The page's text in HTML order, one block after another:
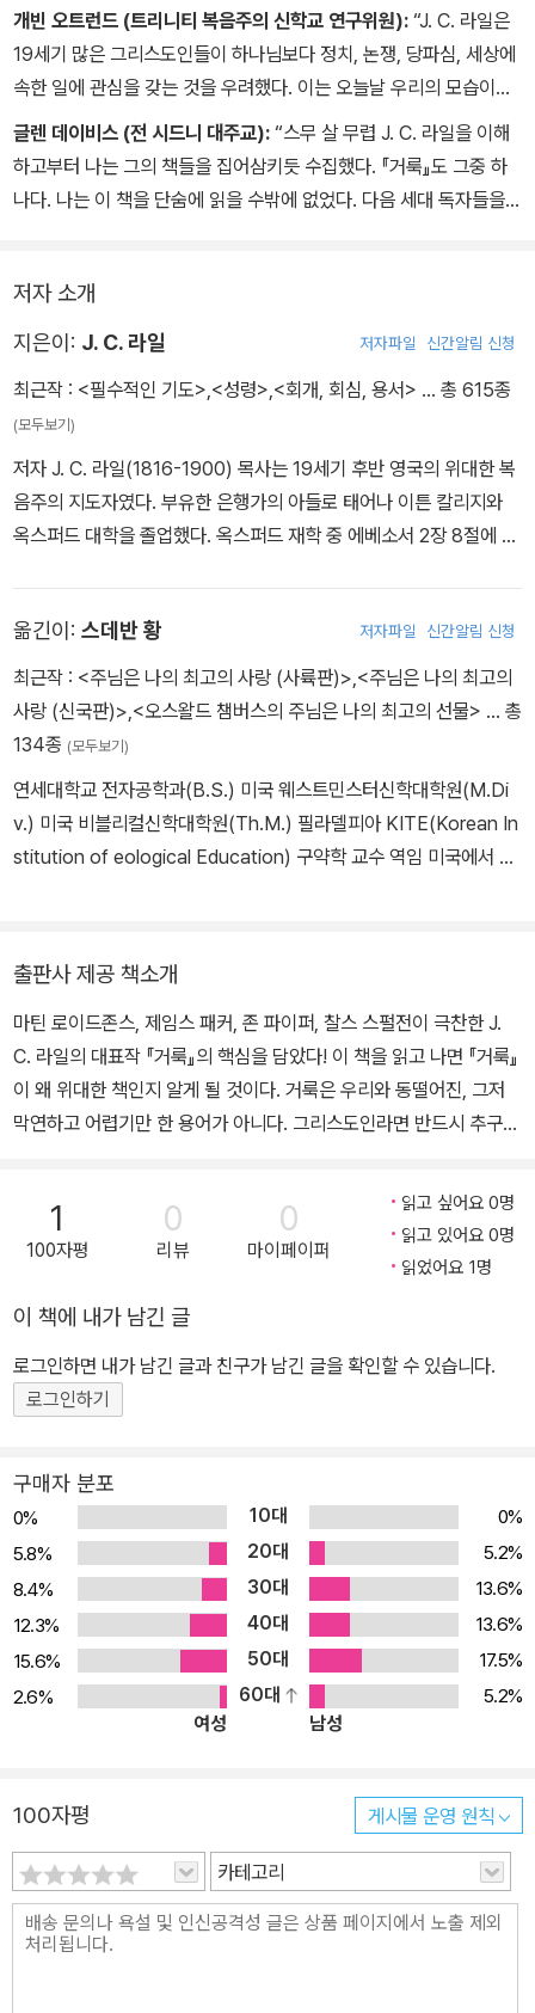
까? 신앙을 방해하는 것이 현재 당신의 삶에 있습니까? 자기 삶의 방
식에 맞추려고 신앙을 타협하지는 않았습니까? 확인하고 점검하십시
오!” _08 모세 : 신자가 따를 본보기
개빈 오트런드 (트리니티 복음주의 신학교 연구위원): “J. C. 라일은
19세기 많은 그리스도인들이 하나님보다 정치, 논쟁, 당파심, 세상에
속한 일에 관심을 갖는 것을 우려했다. 이는 오늘날 우리의 모습이기
도 하다. 누군가 성화가 무엇이며 왜 중요한지 묻는다면 나는 그의 책
『거룩』을 첫 번째로 권할 것이다. 이 책은 쉽고, 신학적 통찰력이 돋보
일 뿐 아니라 읽는 사람을 마음 깊은 곳에서부터 변화시킨다. 하나님
원전에 더욱 쉽게 접근하도록 도울 것이다.”
글렌 데이비스 (전 시드니 대주교): “스무 살 무렵 J. C. 라일을 이해
하고부터 나는 그의 책들을 집어삼키듯 수집했다. 『거룩』도 그중 하
나다. 나는 이 책을 단숨에 읽을 수밖에 없었다. 다음 세대 독자들을
하나님이 약속하셨다는 이 책의 메시지는 당신의 지식을 밝히고, 마
음을 뜨겁게 하고, 의지를 굳세게 할 것이다. 다른 어떤 성공회 주교가
수 있을까!”
저자 소개
지은이: J. C. 라일 저자파일 신간알림 신청
최근작 : <필수적인 기도>,<성령>,<회개, 회심, 용서> … 총 615종
(모두보기)
저자 J. C. 라일(1816-1900) 목사는 19세기 후반 영국의 위대한 복
음주의 지도자였다. 부유한 은행가의 아들로 태어나 이튼 칼리지와
옥스퍼드 대학을 졸업했다. 옥스퍼드 재학 중 에베소서 2장 8절에 대
실하게 봉사하다가 1880년 리버풀 최초의 성공회 주교가 되었다. 이
는 당시 복음주의자를 주교로 임명하지 않았던 것을 생각할 때 매우
놀라운 일이었다. 그는 여러 종파가 섞인 리버풀 교구를 섬기는 동안,
철저한 청교도 개혁주의 노선을 따라 복음의 교리를 굳게 믿고 원칙
진리를 강력하게 전파했다. 그는 1900년 세상을 떠나기까지 그리스
도의 신실한 종으로 교회를 섬겼다. 그는 열정적인 설교자, 충실한 목
회자일 뿐 아니라 신앙에 실제적인 도움을 주는 많은 책을 펴낸 저술
와 토론토 대학 내 위클리프 칼리지(에서 영성 신학을 공부했다. 짧은
회를 감당하다가 최근에 은퇴했다. 전문 번역가로 다수의 책을 번역
했으며 역서로는 《주님과 죠지 뮬러의 동행일지》, 《성령》, 《고난과
죽음을 말하다》(이상 생명의 말씀사), 《현대 설교 어떻게 할 것인
가?》, 《치유자 예수》(이상 도서출판 횃불), 《기도》, 《욥기 강해》,
곱 스페너의 《경건한 열망》, 고백자 막시무스의 《사랑에 대한 400
가지 교훈》, 나지안주스의 그레고리우스의 《삼위일체에 대한 다섯 개
옮긴이: 스데반 황 저자파일 신간알림 신청
최근작 : <주님은 나의 최고의 사랑 (사륙판)>,<주님은 나의 최고의
사랑 (신국판)>,<오스왈드 챔버스의 주님은 나의 최고의 선물> … 총
134종 (모두보기)
연세대학교 전자공학과(B.S.) 미국 웨스트민스터신학대학원(M.Di
v.) 미국 비블리컬신학대학원(Th.M.) 필라델피아 KITE(Korean In
stitution of eological Education) 구약학 교수 역임 미국에서 7
출판사 제공 책소개
마틴 로이드존스, 제임스 패커, 존 파이퍼, 찰스 스펄전이 극찬한 J.
C. 라일의 대표작 『거룩』의 핵심을 담았다! 이 책을 읽고 나면 『거룩』
이 왜 위대한 책인지 알게 될 것이다. 거룩은 우리와 동떨어진, 그저
막연하고 어렵기만 한 용어가 아니다. 그리스도인라면 반드시 추구해
인이 진지하게 들어야 할 이 명령 앞에서 과연 우리는 어떠한가, 거룩
을 따르는가? 주를 뵐 수 있겠는가? 19세기 위대한 복음주의 지도자
성경적이며 실제적으로 풀어 준다 시대를 초월해 강력한 힘을 발휘하
는 이 책을 읽고도 영적인 잠에서 깨어나지 않을 사람은 없을 것이다!
‣ 거룩, 이 시대 우리가 반드시 회복해야 할 성경적 가치 삶에서 구별
된 모습이 나타나지 않아도 입으로 신앙을 고백하기만 하면 구원을
뿐 아니라 오늘날에도 여전한 현상이다. 칭의와 성화에 대한 혼동은
신자에게 거룩한 삶이 꼭 필요하지는 않다는 오해와 함께 세상과 다
를 바 없는 교회의 모습을 낳게 되었다. 그러나 세상에 거룩하지 않아
도 되는 신자는 없다. 또한 신자에게 거룩하지 않아도 되는 상황이나
지위, 입장은 없다. J. C. 라일은 거룩에 대한 잘못된 이해를 바로잡고
성경이 말하는 거룩이 무엇인지, 어떻게 거룩을 삶에서 실천할 수 있
는지 알려 준다. 말뿐인 그리스도인이 아닌 세상에서 빛과 소금이 되
기 원하는 신자와 교회에게 진지한 도전을 줄 것이다. ‣ 왜 『쉽게 읽
이후 ‘거룩’을 다룬 책 중에 이 책을 인용하지 않은 책은 찾아보기 힘
들다. 그만큼 이 주제에 있어 독보적으로 탁월한 책이다. 그러나 그 방
대한 분량 때문에 책의 중요성과 실제적인 내용에도 불구하고 많은
독자들이 선뜻 다가서지 못하고 있다. 이 책은 J. C. 라일의 『거룩』을
현대인이 읽기 쉽게 요약한 것으로, 보다 폭 넓은 독자들이 원전에 접
근하도록 돕는다. 19세기 후반에 쓰인 이 책이 왜 지금까지 많은 영적
1
100자평
0
리뷰
0
마이페이퍼
읽고 싶어요 0명
읽고 있어요 0명
읽었어요 1명
이 책에 내가 남긴 글
로그인하면 내가 남긴 글과 친구가 남긴 글을 확인할 수 있습니다.
로그인하기
구매자 분포
0% 10대
0%
5.8%
20대
5.2%
8.4%
30대
13.6%
12.3%
40대
13.6%
15.6%
50대
17.5%
2.6%
60대
5.2%
여성
남성
100자평 게시물 운영 원칙
카테고리